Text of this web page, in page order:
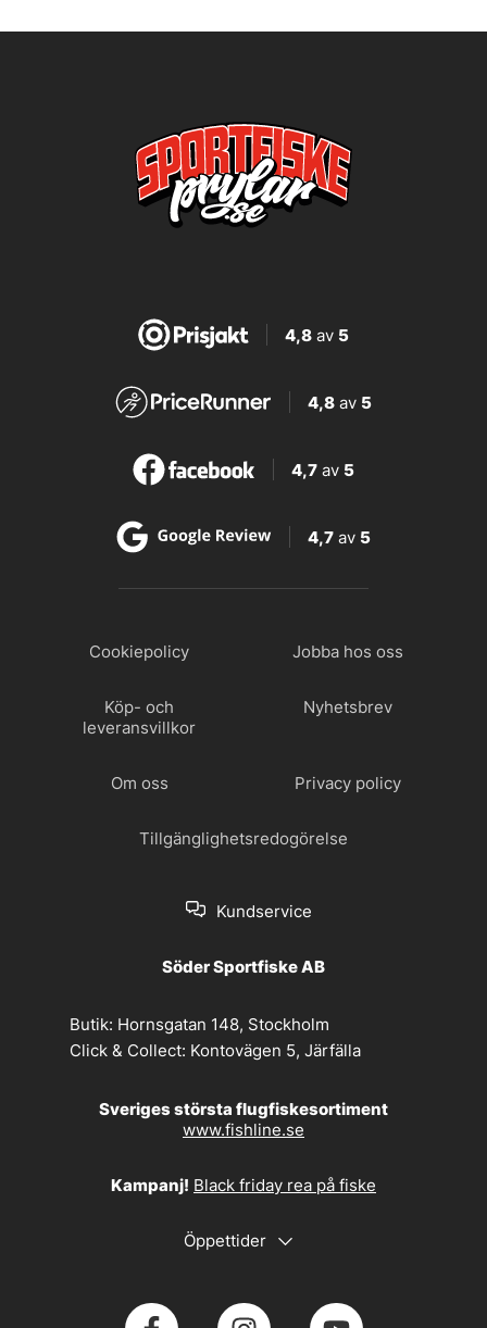
4,8av 5
4,8 av 5
4,7 av 5
4,7 av 5
Cookiepolicy Jobba hos oss
Köp- och
leveransvillkor
Nyhetsbrev
Om oss Privacy policy
Tillgänglighetsredogörelse
Kundservice
Söder Sportfiske AB
Butik: Hornsgatan 148, Stockholm
Click & Collect: Kontovägen 5, Järfälla
Sveriges största flugfiskesortiment
www.fishline.se
Kampanj! Black friday rea på fiske
Öppettider